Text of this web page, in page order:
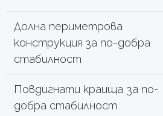
Долна периметрова
конструкция за по-добра
стабилност
Повдигнати краища за по-
добра стабилност